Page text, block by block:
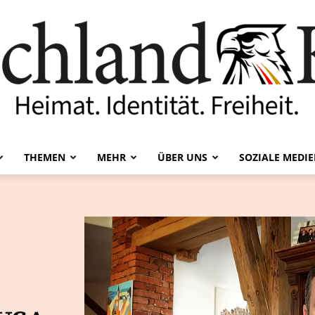
Kurier
THEMEN MEHR ÜBER UNS SOZIALE